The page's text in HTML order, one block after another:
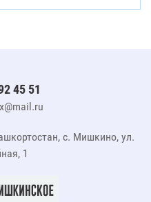
с. Мишкино, ул.
1
45 51